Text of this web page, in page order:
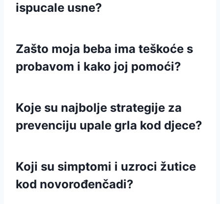
ispucale usne?
Zašto moja beba ima teškoće s
probavom i kako joj pomoći?
Koje su najbolje strategije za
prevenciju upale grla kod djece?
Koji su simptomi i uzroci žutice
kod novorođenčadi?